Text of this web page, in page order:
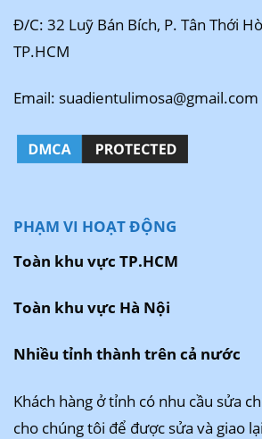
Đ/C: 32 Luỹ Bán Bích, P. Tân Thới
TP.HCM
Email: suadientulimosa@gmail.com
PHẠM VI HOẠT ĐỘNG
Toàn khu vực TP.HCM
Toàn khu vực Hà Nội
Nhiều tỉnh thành trên cả nước
Khách hàng ở tỉnh có nhu cầu sửa
cho chúng tôi để được sửa và giao